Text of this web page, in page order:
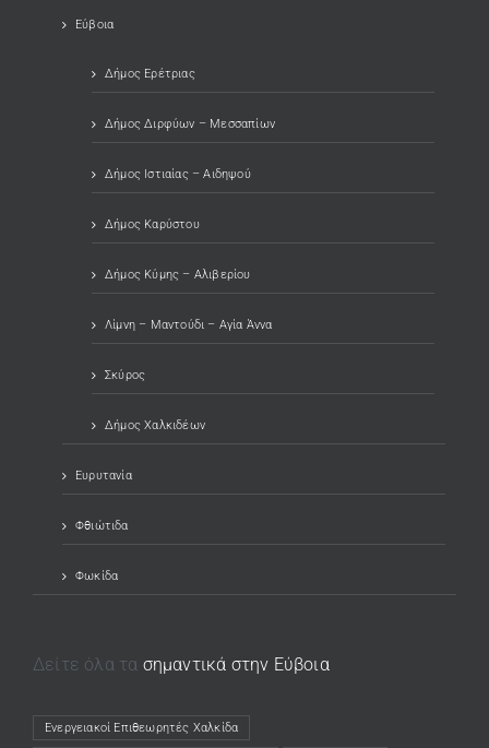
Εύβοια
Δήμος Ερέτριας
Δήμος Διρφύων – Μεσσαπίων
Δήμος Ιστιαίας – Αιδηψού
Δήμος Καρύστου
Δήμος Κύμης – Αλιβερίου
Λίμνη – Μαντούδι – Αγία Άννα
Σκύρος
Δήμος Χαλκιδέων
Ευρυτανία
Φθιώτιδα
Φωκίδα
Δείτε όλα τα σημαντικά στην Εύβοια
Ενεργειακοί Επιθεωρητές Χαλκίδα
(opens in a new tab)